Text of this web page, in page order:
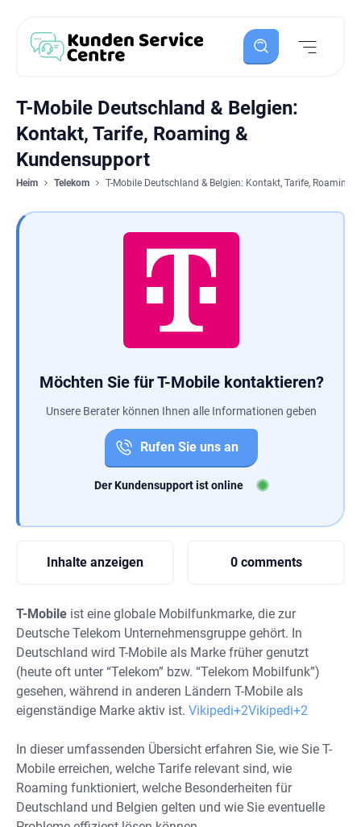
T-Mobile Deutschland & Belgien:
Kontakt, Tarife, Roaming &
Kundensupport
Heim Telekom T-Mobile Deutschland & Belgien: Kontakt, Tarife, Roaming
Möchten Sie für T-Mobile kontaktieren?
Unsere Berater können Ihnen alle Informationen geben
Rufen Sie uns an
Der Kundensupport ist online
Inhalte anzeigen 0 comments
T-Mobile ist eine globale Mobilfunkmarke, die zur
Deutsche Telekom Unternehmensgruppe gehört. In
Deutschland wird T-Mobile als Marke früher genutzt
(heute oft unter “Telekom” bzw. “Telekom Mobilfunk”)
gesehen, während in anderen Ländern T-Mobile als
eigenständige Marke aktiv ist. Vikipedi+2Vikipedi+2
In dieser umfassenden Übersicht erfahren Sie, wie Sie T-
Mobile erreichen, welche Tarife relevant sind, wie
Roaming funktioniert, welche Besonderheiten für
Deutschland und Belgien gelten und wie Sie eventuelle